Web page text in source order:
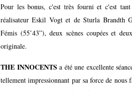
Pour les bonus, c'est très fourni et c'est
réalisateur Eskil Vogt et de Sturla Brandth
Fémis (55’43”), deux scènes coupées et
originale.
THE INNOCENTS a été une excellente
tellement impressionnant par sa force de